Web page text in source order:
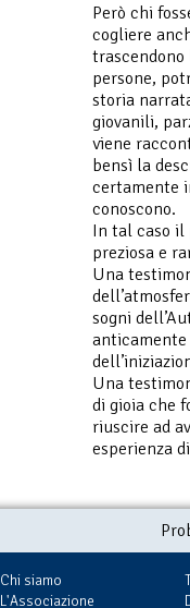
Però chi
cogliere
persone,
storia
giovanili,
viene
bensì la
certamente
conoscono.
In tal caso il
preziosa e
Una
sogni
Una
di gioia che
riuscire ad
esperienza
Chi siamo
L'Associazione